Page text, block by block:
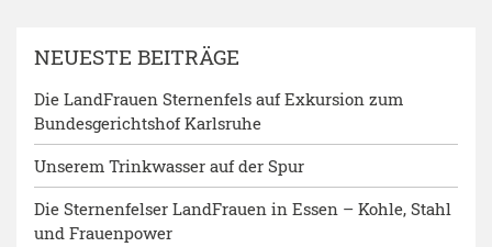
NEUESTE BEITRÄGE
Die LandFrauen Sternenfels auf Exkursion zum
Bundesgerichtshof Karlsruhe
Unserem Trinkwasser auf der Spur
Die Sternenfelser LandFrauen in Essen – Kohle, Stahl
und Frauenpower